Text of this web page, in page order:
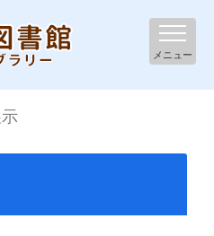
メニュー